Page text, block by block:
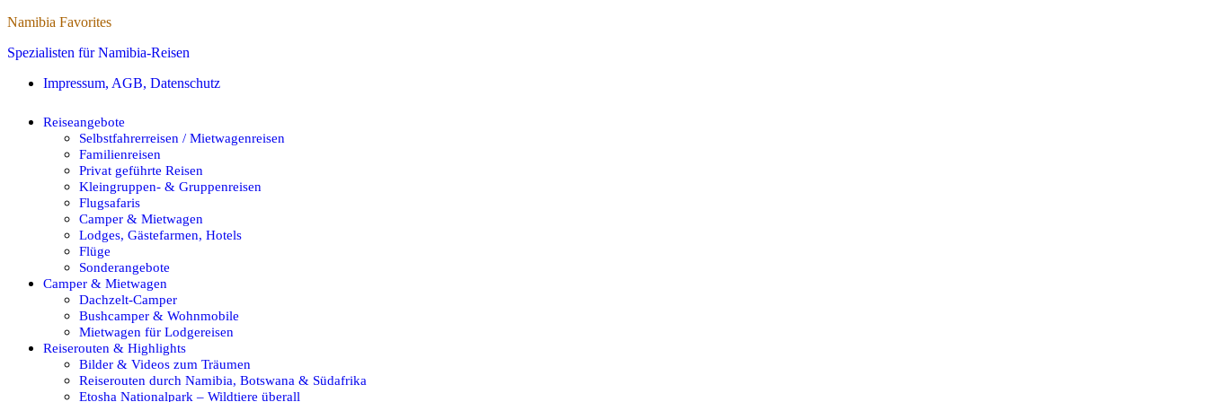
Namibia Favorites
Spezialisten für Namibia-Reisen
Impressum, AGB, Datenschutz
Reiseangebote
Selbstfahrerreisen / Mietwagenreisen
Familienreisen
Privat geführte Reisen
Kleingruppen- & Gruppenreisen
Flugsafaris
Camper & Mietwagen
Lodges, Gästefarmen, Hotels
Flüge
Sonderangebote
Camper & Mietwagen
Dachzelt-Camper
Bushcamper & Wohnmobile
Mietwagen für Lodgereisen
Reiserouten & Highlights
Bilder & Videos zum Träumen
Reiserouten durch Namibia, Botswana & Südafrika
Etosha Nationalpark – Wildtiere überall